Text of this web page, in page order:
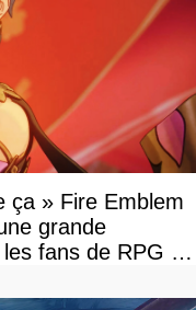
ça » Fire Emblem
grande
fans de RPG en